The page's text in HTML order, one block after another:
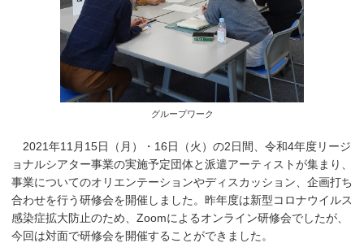
グループワーク
2021年11月15日（月）・16日（火）の2日間、令和4年度リージ
ョナルシアター事業の実施予定団体と派遣アーティストが集まり、
事業についてのオリエンテーションやディスカッション、企画打ち
合わせを行う研修会を開催しました。昨年度は新型コロナウイルス
感染症拡大防止のため、Zoomによるオンライン研修会でしたが、
今回は対面で研修会を開催することができました。